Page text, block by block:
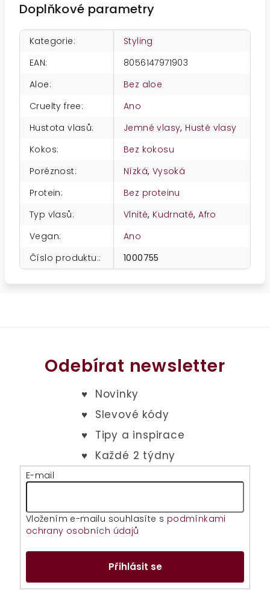
Doplňkové parametry
Kategorie:
Styling
EAN:
8056147971903
Aloe:
Bez aloe
Cruelty free:
Ano
Hustota vlasů: Jemné vlasy, Husté vlasy
Kokos:
Bez kokosu
Poréznost: Nízká, Vysoká
Protein:
Bez proteinu
Typ vlasů: Vlnité, Kudrnaté,Afro
Vegan:
Ano
Číslo produktu:: 1000755
Odebírat newsletter
E-mail
Vložením e-mailu souhlasíte s podmínkami
ochrany osobních údajů
Přihlásit se